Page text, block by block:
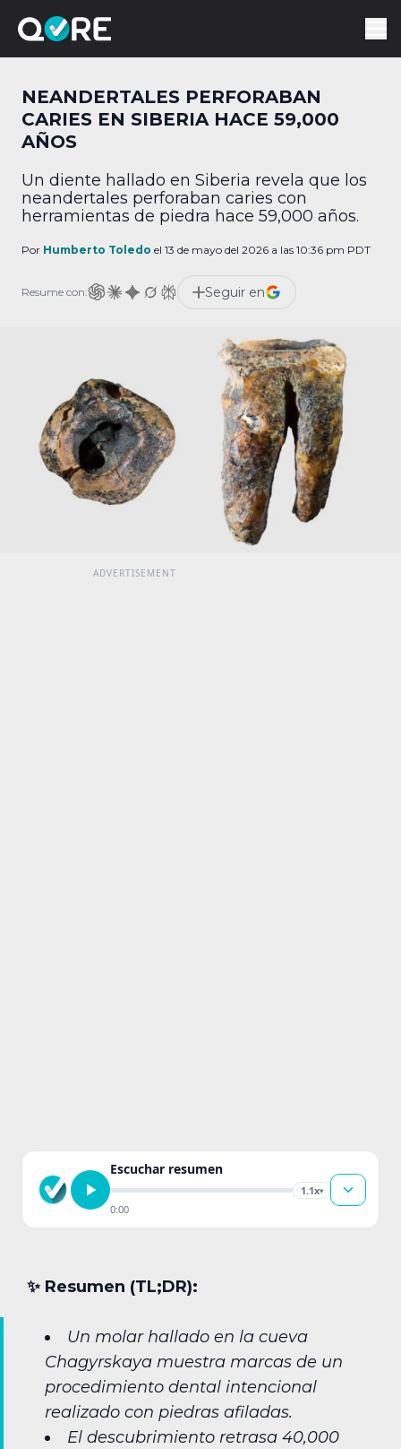
NEANDERTALES PERFORABAN
CARIES EN SIBERIA HACE 59,000
AÑOS
Un diente hallado en Siberia revela que los
neandertales perforaban caries con
herramientas de piedra hace 59,000 años.
Por Humberto Toledo el 13 de mayo del 2026 a las 10:36 pm PDT
Resume con: Seguir en
Escuchar resumen
1.1x▾
0:00
✨︎ Resumen (TL;DR):
Un molar hallado en la cueva
Chagyrskaya muestra marcas de un
procedimiento dental intencional
realizado con piedras afiladas.
El descubrimiento retrasa 40,000